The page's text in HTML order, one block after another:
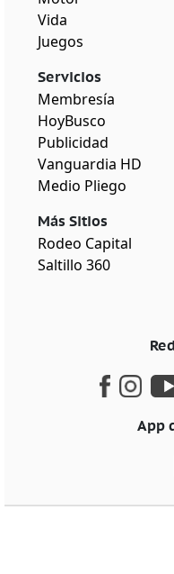
Vida
Juegos
Servicios
Membresía
HoyBusco
Publicidad
Vanguardia HD
Medio Pliego
Más Sitios
Rodeo Capital
Saltillo 360
App